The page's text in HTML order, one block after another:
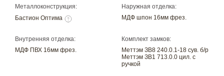
Металлоконструкция:
Бастион Оптима
Наружная отделка:
МДФ шпон 16мм фрез.
Внутренняя отделка:
МДФ ПВХ 16мм фрез.
Комплект замков:
Меттэм ЗВ8 240.0.1-18 сув. б/р
Меттэм ЗВ1 713.0.0 цил. с
ручкой